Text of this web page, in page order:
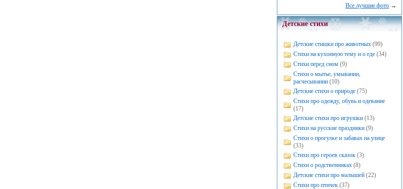
Все лучшие фото →
Детские стихи
Детские стишки про животных (99)
Стихи на кухонную тему и о еде (34)
Стихи перед сном (9)
Стихи о мытье, умывании,
расчесывании (10)
Детские стихи о природе (75)
Стихи про одежду, обувь и одевание
(17)
Детские стихи про игрушки (13)
Стихи на русские праздники (9)
Стихи о прогулке и забавах на улице
(33)
Стихи про героев сказок (3)
Стихи о родственниках (8)
Детские стихи про малышей (22)
Стихи про птичек (37)